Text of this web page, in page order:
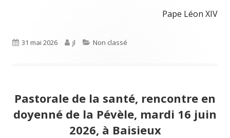
Pape Léon XIV
Publié
31 mai 2026 Auteur
jl Catégories
Non classé
Pastorale de la santé, rencontre en
doyenné de la Pévèle, mardi 16 juin
2026, à Baisieux